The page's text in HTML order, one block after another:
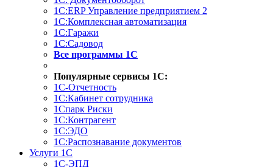
1С:ERP Управление предприятием 2
1С:Комплексная автоматизация
1С:Гаражи
1С:Садовод
Все программы 1С
Популярные сервисы 1С:
1С-Отчетность
1С:Кабинет сотрудника
1Спарк Риски
1С:Контрагент
1С:ЭДО
1С:Распознавание документов
Услуги 1С
1С-ЭПД